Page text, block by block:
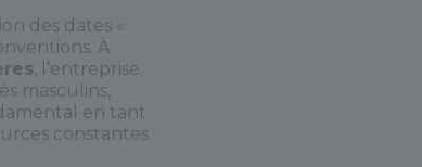
des dates «
À
, l’entreprise
masculins,
en tant
constantes